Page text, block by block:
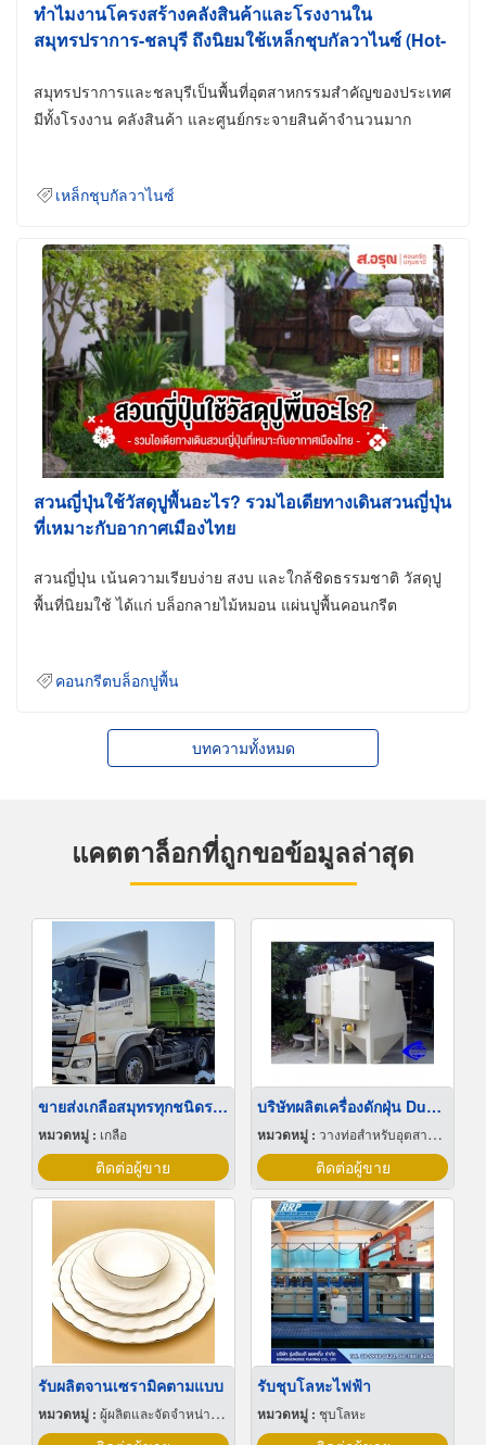
ทำไมงานโครงสร้างคลังสินค้าและโรงงานใน
สมุทรปราการ-ชลบุรี ถึงนิยมใช้เหล็กชุบกัลวาไนซ์ (Hot-
สมุทรปราการและชลบุรีเป็นพื้นที่อุตสาหกรรมสำคัญของประเทศ
มีทั้งโรงงาน คลังสินค้า และศูนย์กระจายสินค้าจำนวนมาก
เหล็กชุบกัลวาไนซ์
สวนญี่ปุ่นใช้วัสดุปูพื้นอะไร? รวมไอเดียทางเดินสวนญี่ปุ่น
ที่เหมาะกับอากาศเมืองไทย
สวนญี่ปุ่น เน้นความเรียบง่าย สงบ และใกล้ชิดธรรมชาติ วัสดุปู
พื้นที่นิยมใช้ ได้แก่ บล็อกลายไม้หมอน แผ่นปูพื้นคอนกรีต
คอนกรีตบล็อกปูพื้น
บทความทั้งหมด
แคตตาล็อกที่ถูกขอข้อมูลล่าสุด
ขายส่งเกลือสมุทรทุกชนิดราคาถูก
หมวดหมู่ : เกลือ
ติดต่อผู้ขาย
บริษัทผลิตเครื่องดักฝุ่น Dust Collector
หมวดหมู่ : วางท่อสำหรับอุตสาหกรรมท่อ
ติดต่อผู้ขาย
รับผลิตจานเซรามิคตามแบบ
หมวดหมู่ : ผู้ผลิตและจัดจำหน่ายกระเบื้องเซรามิก
รับชุบโลหะไฟฟ้า
หมวดหมู่ : ชุบโลหะ